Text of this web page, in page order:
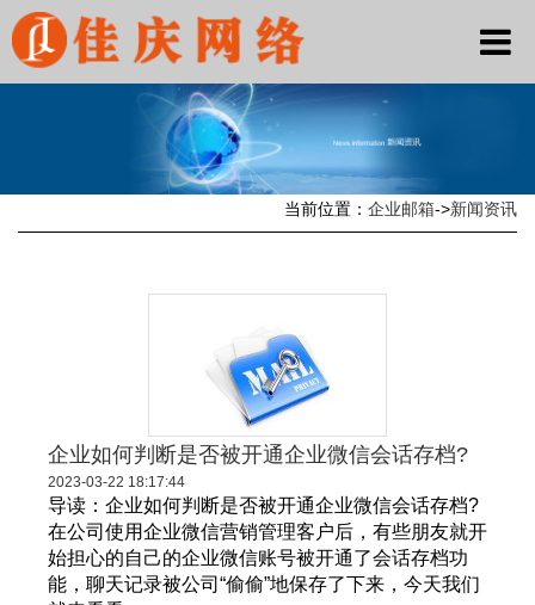
当前位置： 企业邮箱->新闻资讯
企业如何判断是否被开通企业微信会话存档?
2023-03-22 18:17:44
导读：企业如何判断是否被开通企业微信会话存档?
在公司使用企业微信营销管理客户后，有些朋友就开
始担心的自己的企业微信账号被开通了会话存档功
能，聊天记录被公司“偷偷”地保存了下来，今天我们